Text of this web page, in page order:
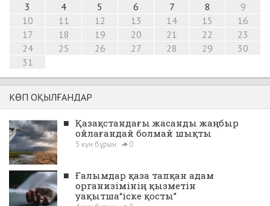
3
4 5 6 7 8
9
10
11 12 13 14 15
16
17
18 19 20 21 22
23
24
25 26 27 28 29
30
31
КӨП ОҚЫЛҒАНДАР
■ Қазақстандағы жасанды жаңбыр
ойлағандай болмай шықты
5 күн бұрын 0
■ Ғалымдар қаза тапқан адам
организімінің қызметін
уақытша“іске қосты”